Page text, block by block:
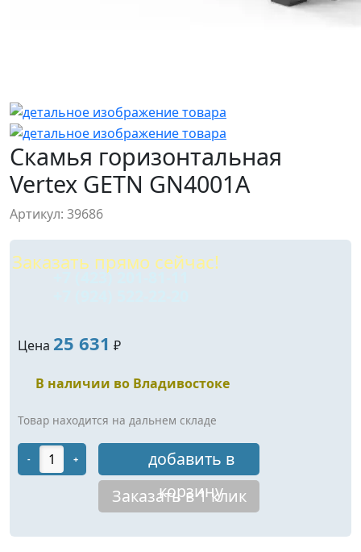
Скамья горизонтальная
Vertex GETN GN4001A
Артикул: 39686
Заказать прямо сейчас!
+7 (423) 201-81-11
Цена 25 631 ₽
В наличии во Владивостоке
Товар находится на дальнем складе
- +
добавить в
корзину
Заказать в 1 клик